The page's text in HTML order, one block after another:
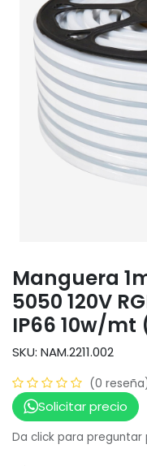
Manguera
5050 120V
IP66 10w/mt
SKU: NAM.2211.002
(0
Solicitar precio
Da click para preguntar